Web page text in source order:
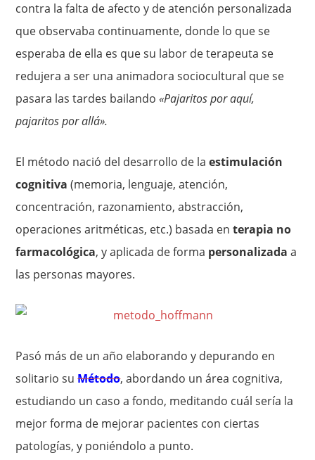
contra la falta de afecto y de atención personalizada
que observaba continuamente, donde lo que se
esperaba de ella es que su labor de terapeuta se
redujera a ser una animadora sociocultural que se
pasara las tardes bailando«Pajaritos por aquí,
pajaritos por allá».
El método nació del desarrollo de laestimulación
cognitiva (memoria, lenguaje, atención,
concentración, razonamiento, abstracción,
operaciones aritméticas, etc.) basada enterapia no
farmacológica, y aplicada de forma personalizada a
las personas mayores.
Pasó más de un año elaborando y depurando en
solitario suMétodo, abordando un área cognitiva,
estudiando un caso a fondo, meditando cuál sería la
mejor forma de mejorar pacientes con ciertas
patologías, y poniéndolo a punto.